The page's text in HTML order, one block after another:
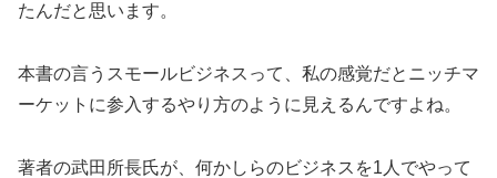
たんだと思います。
本書の言うスモールビジネスって、私の感覚だとニッチマ
ーケットに参入するやり方のように見えるんですよね。
著者の武田所長氏が、何かしらのビジネスを1人でやって